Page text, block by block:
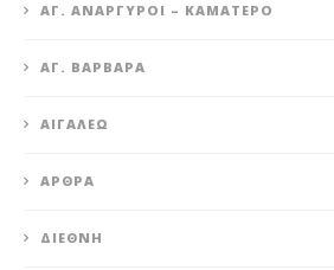
ΆΓ. ΑΝΆΡΓΥΡΟΙ – KΑΜΑΤΕΡΌ
ΑΓ. ΒΑΡΒΆΡΑ
ΑΙΓΆΛΕΩ
ΆΡΘΡΑ
ΔΙΕΘΝΉ